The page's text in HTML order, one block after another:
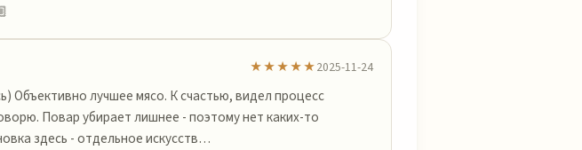
★★★★★2025-11-24
Объективно лучшее мясо. К счастью, видел процесс
Повар убирает лишнее - поэтому нет каких-то
здесь - отдельное искусств…